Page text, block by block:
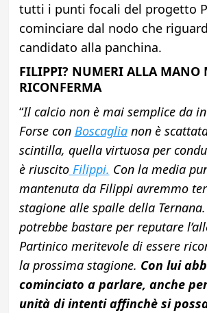
tutti i punti focali del progetto
cominciare dal nodo che
candidato alla panchina.
FILIPPI? NUMERI ALLA MANO
RICONFERMA
“Il calcio non è mai semplice da
Forse con Boscaglianon è
scintilla, quella virtuosa per
è riuscitoFilippi. Con la media
mantenuta da Filippi avremmo
stagione alle spalle della
potrebbe bastare per reputare
Partinico meritevole di essere
la prossima stagione. Con lui
cominciato a parlare, anche per
unità di intenti affinchè si